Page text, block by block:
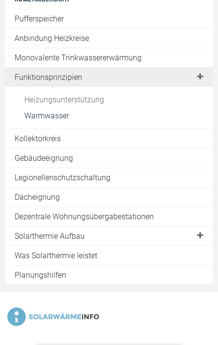
Pufferspeicher
Anbindung Heizkreise
Monovalente Trinkwassererwärmung
Funktionsprinzipien
Heizungsunterstützung
Warmwasser
Kollektorkreis
Gebäudeeignung
Legionellenschutzschaltung
Dacheignung
Dezentrale Wohnungsübergabestationen
Solarthermie Aufbau
Infos
Kollektorfeld
Getrennter Trinkwasser- und Pufferspeicher
Was Solarthermie leistet
Planungshilfen